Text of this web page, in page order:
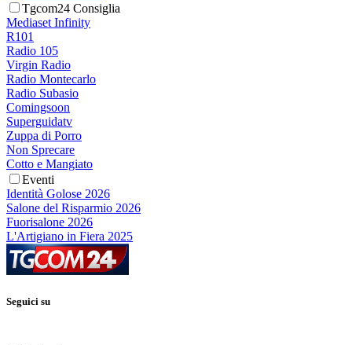
Tgcom24 Consiglia
Mediaset Infinity
R101
Radio 105
Virgin Radio
Radio Montecarlo
Radio Subasio
Comingsoon
Superguidatv
Zuppa di Porro
Non Sprecare
Cotto e Mangiato
Eventi
Identità Golose 2026
Salone del Risparmio 2026
Fuorisalone 2026
L'Artigiano in Fiera 2025
Seguici su